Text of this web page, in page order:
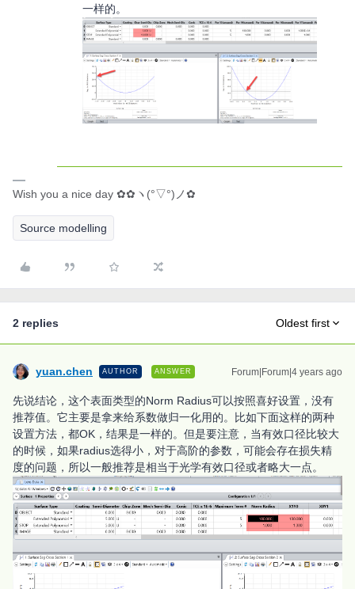
一样的。
Wish you a nice day ✿✿ヽ(°▽°)ノ✿
Source modelling
2 replies Oldest first
yuan.chen AUTHOR ANSWER Forum|Forum|4 years ago
先说结论，这个表面类型的Norm Radius可以按照喜好设置，没有
推荐值。它主要是拿来给系数做归一化用的。比如下面这样的两种
设置方法，都OK，结果是一样的。但是要注意，当有效口径比较大
的时候，如果radius选得小，对于高阶的参数，可能会存在损失精
度的问题，所以一般推荐是相当于光学有效口径或者略大一点。